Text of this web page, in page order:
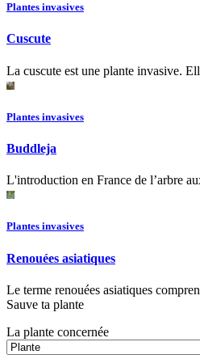
Plantes invasives
Cuscute
La cuscute est une plante invasive.
Plantes invasives
Buddleja
L'introduction en France de l’arbre
Plantes invasives
Renouées asiatiques
Le terme renouées asiatiques
Sauve ta plante
La plante concernée